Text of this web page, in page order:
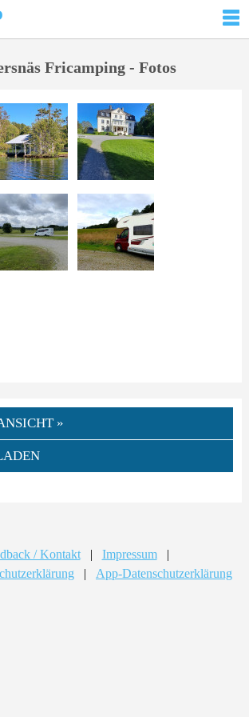
Fricamping - Fotos
»
/ Kontakt | Impressum
|
| App-Datenschutzerklärung